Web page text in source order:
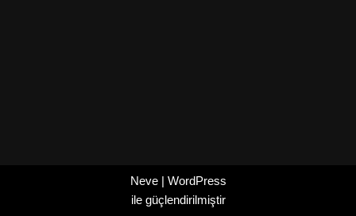
Neve| WordPress
ile güçlendirilmiştir